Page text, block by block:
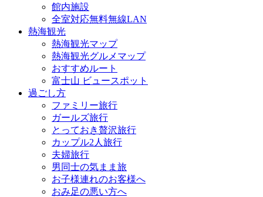
館内施設
全室対応無料無線LAN
熱海観光
熱海観光マップ
熱海観光グルメマップ
おすすめルート
富士山 ビュースポット
過ごし方
ファミリー旅行
ガールズ旅行
とっておき贅沢旅行
カップル2人旅行
夫婦旅行
男同士の気まま旅
お子様連れのお客様へ
おみ足の悪い方へ